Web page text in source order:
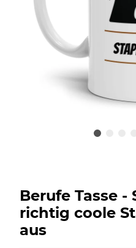
Berufe Tasse -
richtig coole
aus